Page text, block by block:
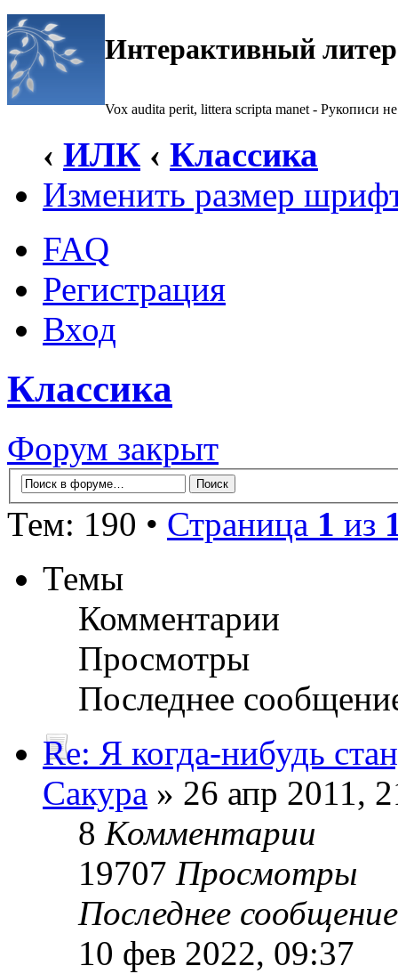
Интерактивный
Vox audita perit, littera scripta manet - Рукописи не
‹ ИЛК ‹ Классика
Изменить размер
FAQ
Регистрация
Вход
Классика
Форум закрыт
Тем: 190 • Страница 1 из
Темы
Комментарии
Просмотры
Последнее
Re: Я когда-нибудь
Сакура » 26 апр 2011,
8 Комментарии
19707 Просмотры
Последнее
10 фев 2022, 09:37